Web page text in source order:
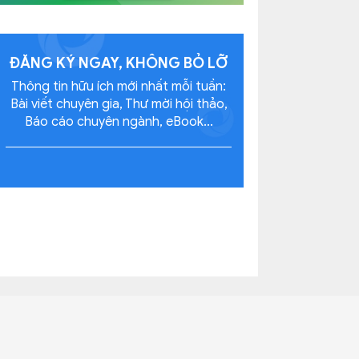
ĐĂNG KÝ NGAY, KHÔNG BỎ LỠ
Thông tin hữu ích mới nhất mỗi tuần:
Bài viết chuyên gia, Thư mời hội thảo,
Báo cáo chuyên ngành, eBook...